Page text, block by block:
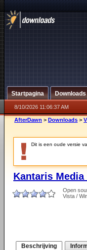
Startpagina Downloads
8/10/2026 11:06:37 AM
AfterDawn > Downloads >
Dit is een oude versie
Kantaris Media
Open
Vista /
Beschrijving